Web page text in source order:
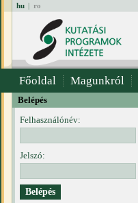
hu | ro
Főoldal Magunkról
Belépés
Felhasználónév:
Jelszó: